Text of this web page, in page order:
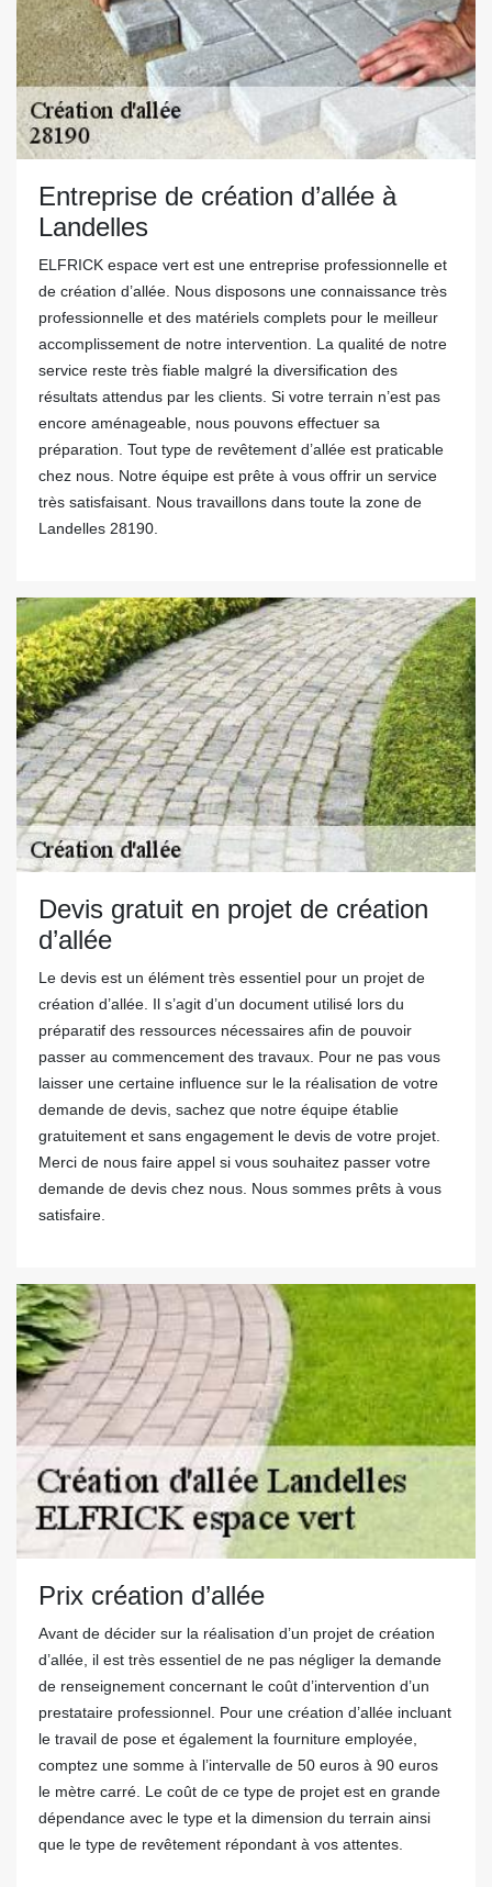
Entreprise de création d’allée à
Landelles
ELFRICK espace vert est une entreprise professionnelle et
de création d’allée. Nous disposons une connaissance très
professionnelle et des matériels complets pour le meilleur
accomplissement de notre intervention. La qualité de notre
service reste très fiable malgré la diversification des
résultats attendus par les clients. Si votre terrain n’est pas
encore aménageable, nous pouvons effectuer sa
préparation. Tout type de revêtement d’allée est praticable
chez nous. Notre équipe est prête à vous offrir un service
très satisfaisant. Nous travaillons dans toute la zone de
Landelles 28190.
Devis gratuit en projet de création
d’allée
Le devis est un élément très essentiel pour un projet de
création d’allée. Il s’agit d’un document utilisé lors du
préparatif des ressources nécessaires afin de pouvoir
passer au commencement des travaux. Pour ne pas vous
laisser une certaine influence sur le la réalisation de votre
demande de devis, sachez que notre équipe établie
gratuitement et sans engagement le devis de votre projet.
Merci de nous faire appel si vous souhaitez passer votre
demande de devis chez nous. Nous sommes prêts à vous
satisfaire.
Prix création d’allée
Avant de décider sur la réalisation d’un projet de création
d’allée, il est très essentiel de ne pas négliger la demande
de renseignement concernant le coût d’intervention d’un
prestataire professionnel. Pour une création d’allée incluant
le travail de pose et également la fourniture employée,
comptez une somme à l’intervalle de 50 euros à 90 euros
le mètre carré. Le coût de ce type de projet est en grande
dépendance avec le type et la dimension du terrain ainsi
que le type de revêtement répondant à vos attentes.